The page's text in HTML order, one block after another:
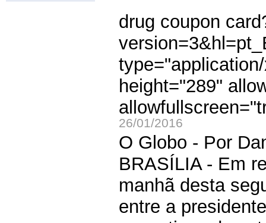
drug coupon
height="289"
26/01/2016
O Globo - Por
BRASÍLIA - Em
manhã desta
entre a